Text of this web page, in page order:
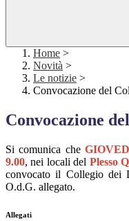
Home >
Novità >
Le notizie >
Convocazione del
Convocazione
Si comunica che
9.00, nei locali del Plesso
convocato il Collegio dei
O.d.G. allegato.
Allegati